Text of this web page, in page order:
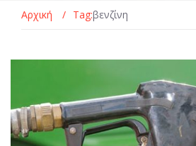
Αρχική / Tag:βενζίνη